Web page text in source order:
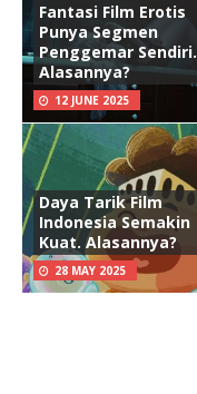
Fantasi Film Erotis
Punya Segmen
Penggemar Sendiri.
Alasannya?
12 JUNE 2025
Daya Tarik Film
Indonesia Semakin
Kuat. Alasannya?
28 MAY 2025